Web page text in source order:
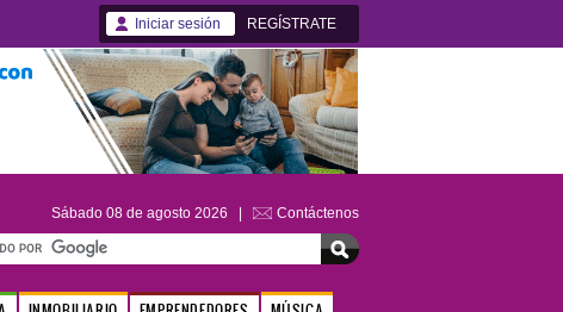
Iniciar sesión REGÍSTRATE
Sábado 08 de agosto 2026 | Contáctenos